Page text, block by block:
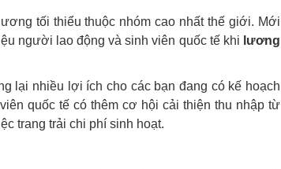
tối thiểu thuộc nhóm cao nhất thế giới. Mới
người lao động và sinh viên quốc tế khi lương
lại nhiều lợi ích cho các bạn đang có kế hoạch
quốc tế có thêm cơ hội cải thiện thu nhập từ
trang trải chi phí sinh hoạt.